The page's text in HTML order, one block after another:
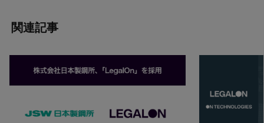
関連記事